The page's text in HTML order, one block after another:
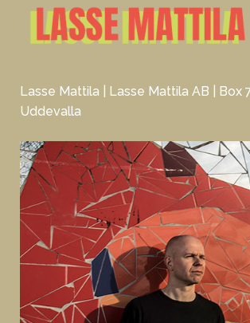
Lasse Mattila | Lasse Mattila AB | Box
Uddevalla